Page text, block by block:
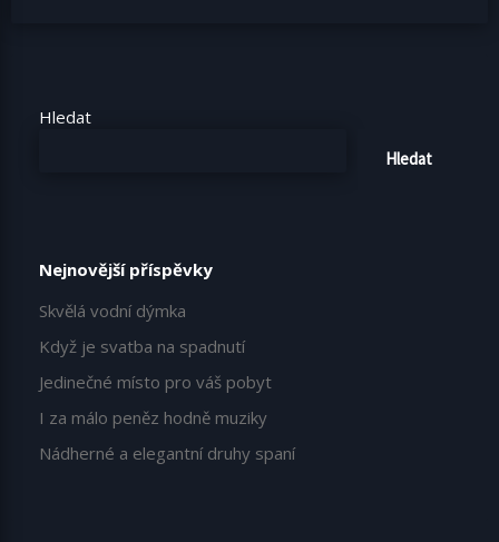
Hledat
Hledat
Nejnovější příspěvky
Skvělá vodní dýmka
Když je svatba na spadnutí
Jedinečné místo pro váš pobyt
I za málo peněz hodně muziky
Nádherné a elegantní druhy spaní